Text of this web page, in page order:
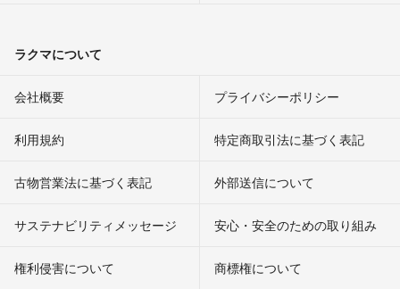
ラクマについて
会社概要 プライバシーポリシー
利用規約 特定商取引法に基づく表記
古物営業法に基づく表記 外部送信について
サステナビリティメッセージ 安心・安全のための取り組み
権利侵害について
商標権について